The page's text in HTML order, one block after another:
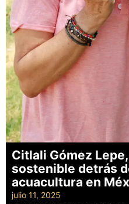
Citlali Gómez
sostenible detrás
acuacultura en
julio 11, 2025